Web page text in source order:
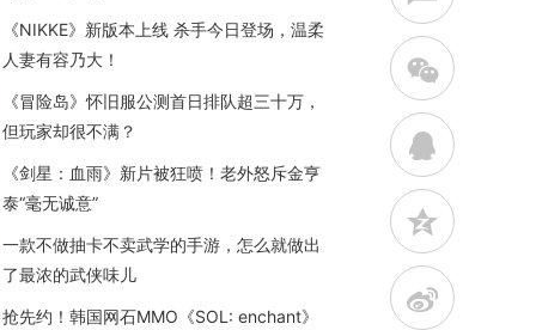
《NIKKE》新版本上线 杀手今日登场，温柔
人妻有容乃大！
《冒险岛》怀旧服公测首日排队超三十万，
但玩家却很不满？
《剑星：血雨》新片被狂喷！老外怒斥金亨
泰“毫无诚意”
一款不做抽卡不卖武学的手游，怎么就做出
了最浓的武侠味儿
抢先约！韩国网石MMO《SOL: enchant》
w
q
z
t